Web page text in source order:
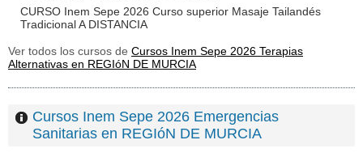
CURSO Inem Sepe 2026 Curso superior Masaje Tailandés
Tradicional A DISTANCIA
Ver todos los cursos de Cursos Inem Sepe 2026 Terapias
Alternativas en REGIóN DE MURCIA
Cursos Inem Sepe 2026 Emergencias
Sanitarias en REGIóN DE MURCIA